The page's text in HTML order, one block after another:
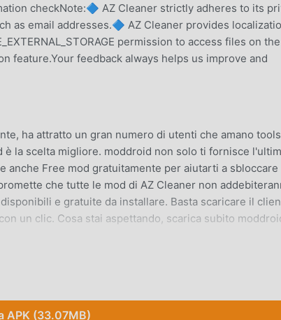
checkNote:🔷 AZ Cleaner strictly adheres to its
as email addresses.🔷 AZ Cleaner provides
permission to access files on the
feature.Your feedback always helps us improve and
ha attratto un gran numero di utenti che amano
la scelta migliore. moddroid non solo ti fornisce
anche Free mod gratuitamente per aiutarti a sbloccare
che tutte le mod di AZ Cleaner non
e gratuite da installare. Basta scaricare il
un clic. Cosa stai aspettando, scarica subito
sue potenti funzioni hanno attratto un gran numero di
provare tutte le funzioni ed è completamente
APK (33.07MB)